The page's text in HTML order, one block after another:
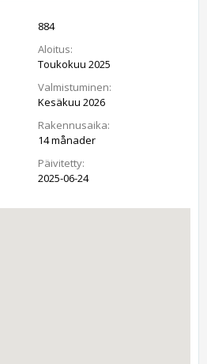
884
Aloitus:
Toukokuu 2025
Valmistuminen:
Kesäkuu 2026
Rakennusaika:
14 månader
Päivitetty:
2025-06-24